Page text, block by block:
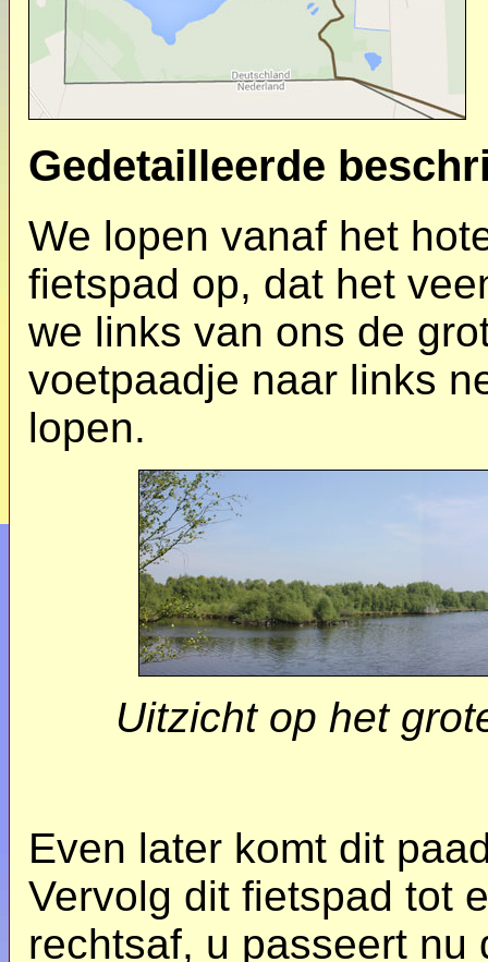
Gedetailleerde
We lopen vanaf het
fietspad op, dat het
we links van ons de
voetpaadje naar links
lopen.
Uitzicht op het
Even later komt dit
Vervolg dit fietspad tot
rechtsaf, u passeert nu